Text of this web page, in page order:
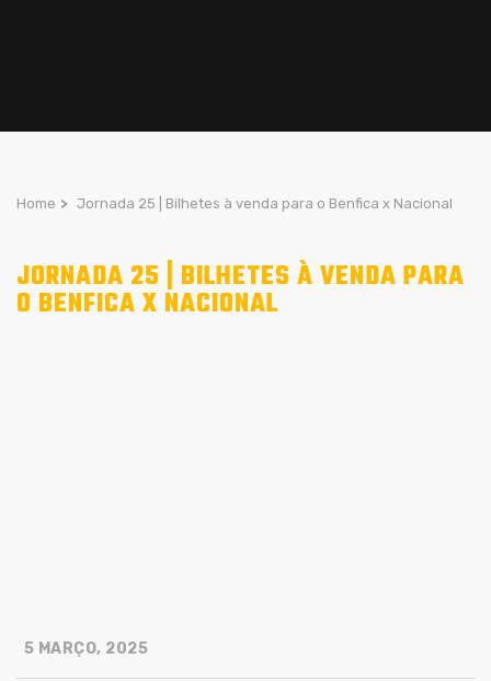
Home > Jornada 25 | Bilhetes à venda para o Benfica x Nacional
JORNADA 25 | BILHETES À VENDA PARA
O BENFICA X NACIONAL
5 MARÇO, 2025